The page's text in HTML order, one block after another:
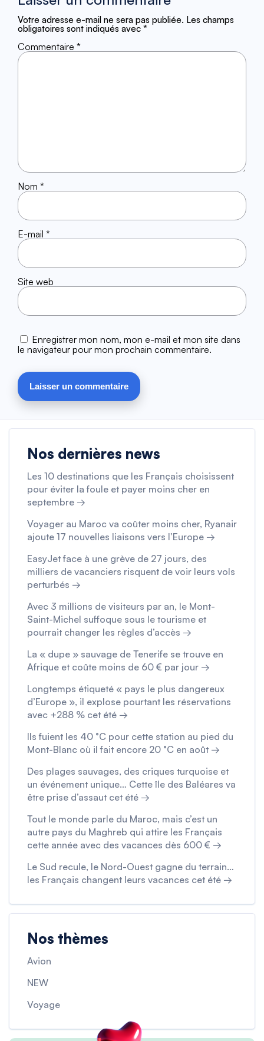
Votre adresse e-mail ne sera pas publiée. Les champs
obligatoires sont indiqués avec *
Commentaire *
Nom *
E-mail *
Site web
Enregistrer mon nom, mon e-mail et mon site dans
le navigateur pour mon prochain commentaire.
Nos dernières news
Les 10 destinations que les Français choisissent
pour éviter la foule et payer moins cher en
septembre →
Voyager au Maroc va coûter moins cher, Ryanair
ajoute 17 nouvelles liaisons vers l’Europe →
EasyJet face à une grève de 27 jours, des
milliers de vacanciers risquent de voir leurs vols
perturbés →
Avec 3 millions de visiteurs par an, le Mont-
Saint-Michel suffoque sous le tourisme et
pourrait changer les règles d’accès →
La « dupe » sauvage de Tenerife se trouve en
Afrique et coûte moins de 60 € par jour →
Longtemps étiqueté « pays le plus dangereux
d’Europe », il explose pourtant les réservations
avec +288 % cet été →
Ils fuient les 40 °C pour cette station au pied du
Mont-Blanc où il fait encore 20 °C en août →
Des plages sauvages, des criques turquoise et
un événement unique… Cette île des Baléares va
être prise d’assaut cet été →
Tout le monde parle du Maroc, mais c’est un
autre pays du Maghreb qui attire les Français
cette année avec des vacances dès 600 € →
Le Sud recule, le Nord-Ouest gagne du terrain…
les Français changent leurs vacances cet été →
Nos thèmes
Avion
NEW
Voyage